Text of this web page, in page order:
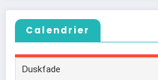
Calendrier